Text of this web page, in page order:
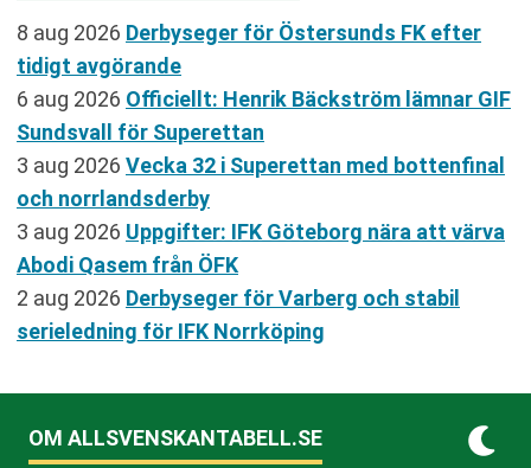
8 aug 2026 Derbyseger för Östersunds FK efter
tidigt avgörande
6 aug 2026 Officiellt: Henrik Bäckström lämnar GIF
Sundsvall för Superettan
3 aug 2026 Vecka 32 i Superettan med bottenfinal
och norrlandsderby
3 aug 2026 Uppgifter: IFK Göteborg nära att värva
Abodi Qasem från ÖFK
2 aug 2026 Derbyseger för Varberg och stabil
serieledning för IFK Norrköping
OM ALLSVENSKANTABELL.SE